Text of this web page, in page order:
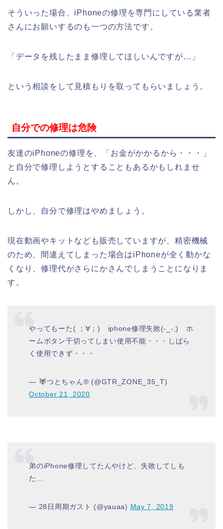
そういった場合、iPhoneの修理を専門にしている業者
さんにお願いするのも一つの方法です。
「データを残したまま修理してほしいんですが…」
という相談をして見積もりを取ってもらいましょう。
自分での修理は危険
友達のiPhoneの修理を、「お金がかかるから・・・」
と自分で修理しようとすることもあるかもしれませ
ん。
しかし、自分で修理はやめましょう。
現在動画やキットなども販売していますが、精密機械
のため、間違えてしまった場合はiPhoneが全く動かな
くなり、修理代がさらにかさんでしまうことになりま
す。
やってもーた( ；∀；) iphone修理失敗(-_-;) ホ
ームボタン千切ってしまい使用不能・・・しばら
く使用できず・・・
— つとちゃん®️ (@GTR_ZONE_35_T)
October 21, 2020
弟のiPhone修理してたんやけど、失敗してしも
た…
— 28日周期ガスト (@yauaa) May 7, 2019